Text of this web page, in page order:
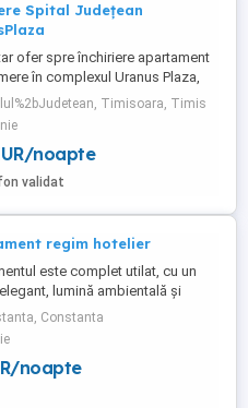
Spital Județean
ofer spre închiriere apartament
în complexul Uranus Plaza,
Județean. Apartament
cu suprafață utilă de 60 mp +
de 10 mp, ideal pentru
relaxare. Complet mobilat și
și bine compartimentat,
Timisoara, Timis
noapte
validat
regim hotelier
este complet utilat, cu un
lumină ambientală și
calitate, ideal pentru seri
momente speciale. Locația
totală, acces facil cu cod,
și check-out flexibil, fără
Constanta
noapte